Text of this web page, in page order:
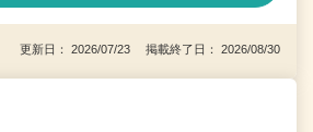
更新日： 2026/07/23 掲載終了日： 2026/08/30